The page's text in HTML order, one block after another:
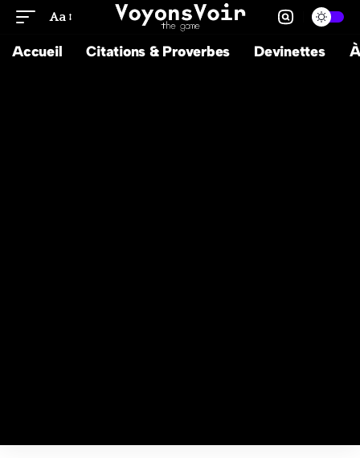
Aa
Accueil Citations & Proverbes Devinettes